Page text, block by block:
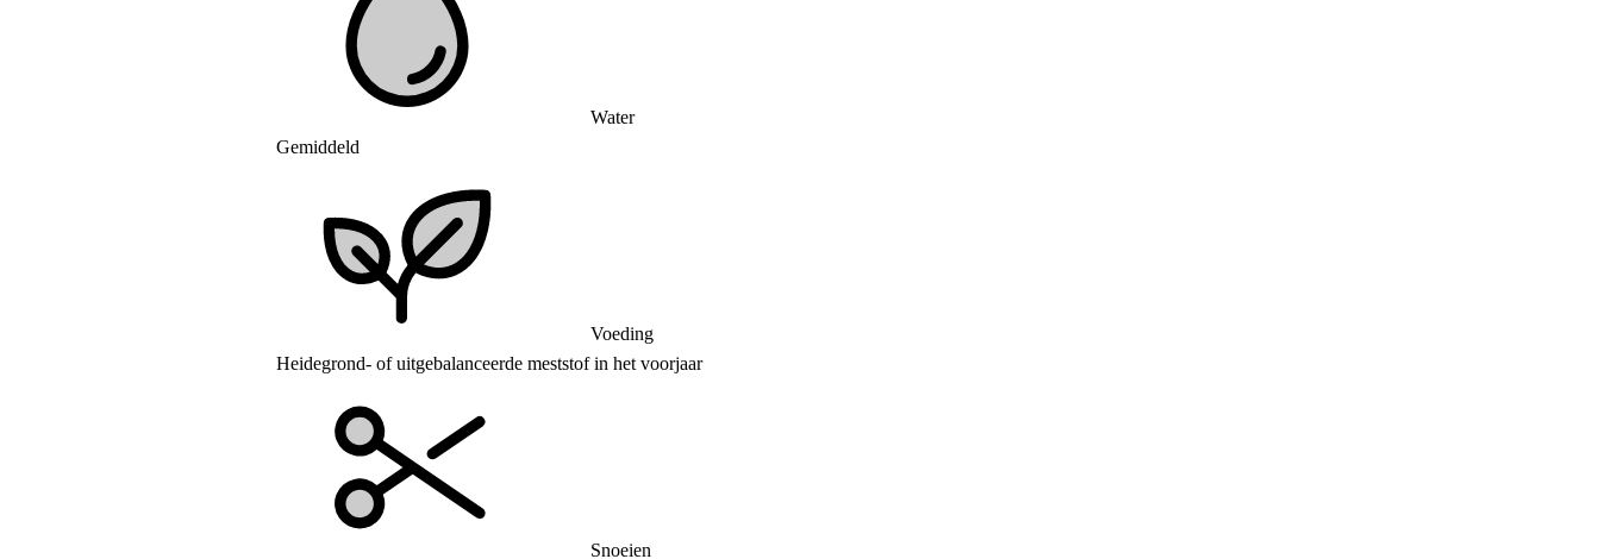
Water
Gemiddeld
Voeding
Heidegrond- of uitgebalanceerde meststof in het voorjaar
Snoeien